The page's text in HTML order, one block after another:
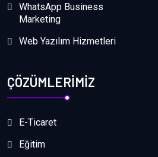
WhatsApp Business
Marketing
Web Yazılım Hizmetleri
ÇÖZÜMLERİMİZ
E-Ticaret
Eğitim